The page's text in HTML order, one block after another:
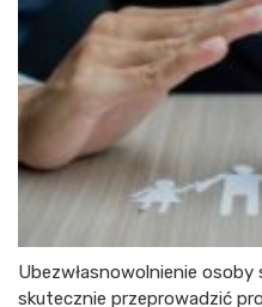
Ubezwłasnowolnienie
skutecznie przeprowadzić